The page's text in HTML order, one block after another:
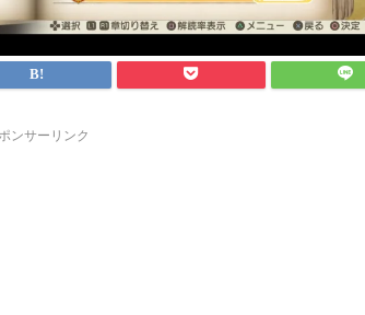
ンサーリンク